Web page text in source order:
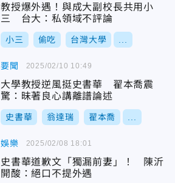
教授爆外遇！與成大副校長共用小
三 台大：私領域不評論
小三 偷吃 台灣大學
要聞
大學教授逆風挺史書華 翟本喬震
驚：昧著良心講離譜論述
史書華 翁達瑞 翟本喬
2025/02/10 10:49
娛樂
史書華道歉文「獨漏前妻」！ 陳沂
開酸：絕口不提外遇
2025/02/08 18:01